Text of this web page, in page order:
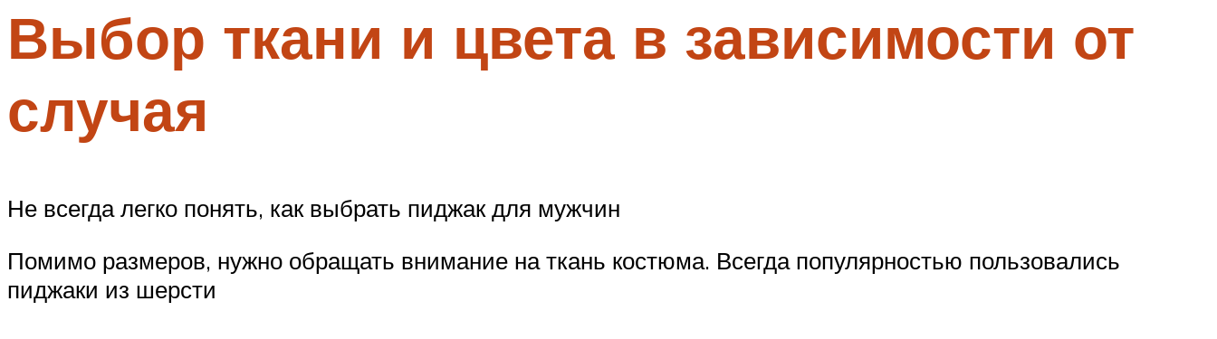
Выбор ткани и цвета в зависимости от
случая
Не всегда легко понять, как выбрать пиджак для мужчин
Помимо размеров, нужно обращать внимание на ткань костюма. Всегда популярностью пользовались
пиджаки из шерсти